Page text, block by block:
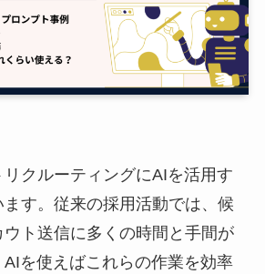
クルーティングにAIを活用す
す。従来の採用活動では、候
ト送信に多くの時間と手間が
を使えばこれらの作業を効率